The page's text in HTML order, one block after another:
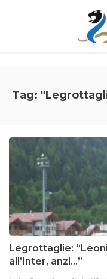
Tag:
Legrottaglie:
all’Inter, anzi…”